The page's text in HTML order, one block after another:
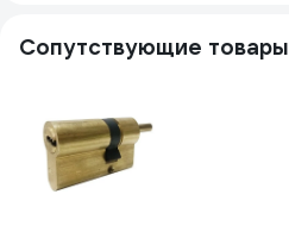
Сопутствующие товары